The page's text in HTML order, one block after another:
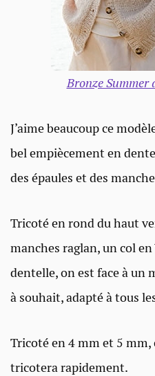
Bronze Summer
J’aime beaucoup ce
bel empiècement en
des épaules et des
Tricoté en rond du haut
manches raglan, un col
dentelle, on est face à un
à souhait, adapté à tous
Tricoté en 4 mm et 5 mm,
tricotera rapidement.